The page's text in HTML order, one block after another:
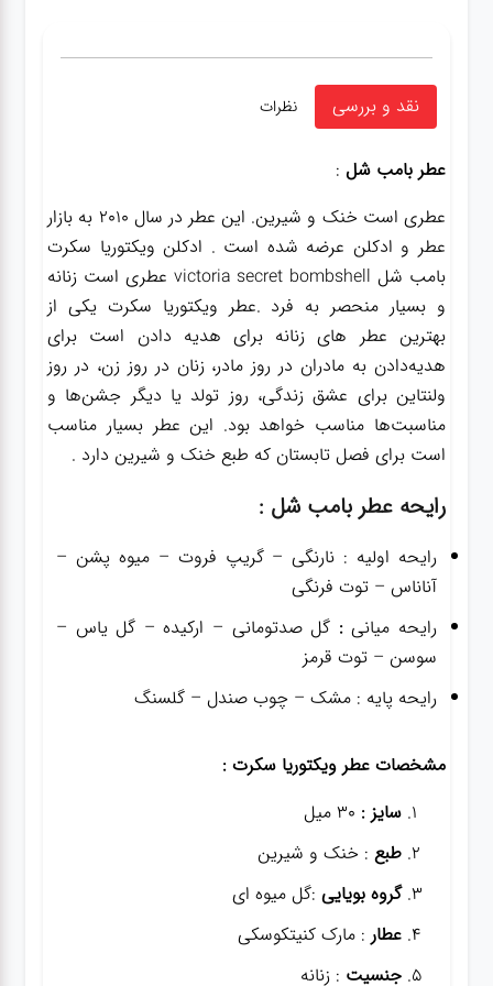
نقد و بررسی نظرات
عطر بامب شل :
عطری است خنک و شیرین. این عطر در سال 2010 به بازار
عطر و ادکلن عرضه شده است . ادکلن ویکتوریا سکرت
بامب شل victoria secret bombshell عطری است زنانه
و بسیار منحصر به فرد .عطر ویکتوریا سکرت یکی از
بهترین عطر های زنانه برای هدیه دادن است برای
هدیه‌دادن به مادران در روز مادر، زنان در روز زن، در روز
ولنتاین برای عشق زندگی، روز تولد یا دیگر‌ جشن‌ها و
مناسبت‌ها مناسب خواهد بود. این عطر بسیار مناسب
است برای فصل تابستان که طبع خنک و شیرین دارد .
رایحه عطر بامب شل :
رایحه اولیه : نارنگی – گریپ فروت – میوه پشن –
آناناس – توت فرنگی
رایحه میانی: گل صدتومانی – ارکیده – گل یاس –
سوسن – توت قرمز
رایحه پایه : مشک – چوب صندل – گلسنگ
مشخصات عطر ویکتوریا سکرت :
سایز : 30 میل
طبع : خنک و شیرین
گروه بویایی :گل میوه ای
عطار : مارک کنیتکوسکی
جنسیت : زنانه